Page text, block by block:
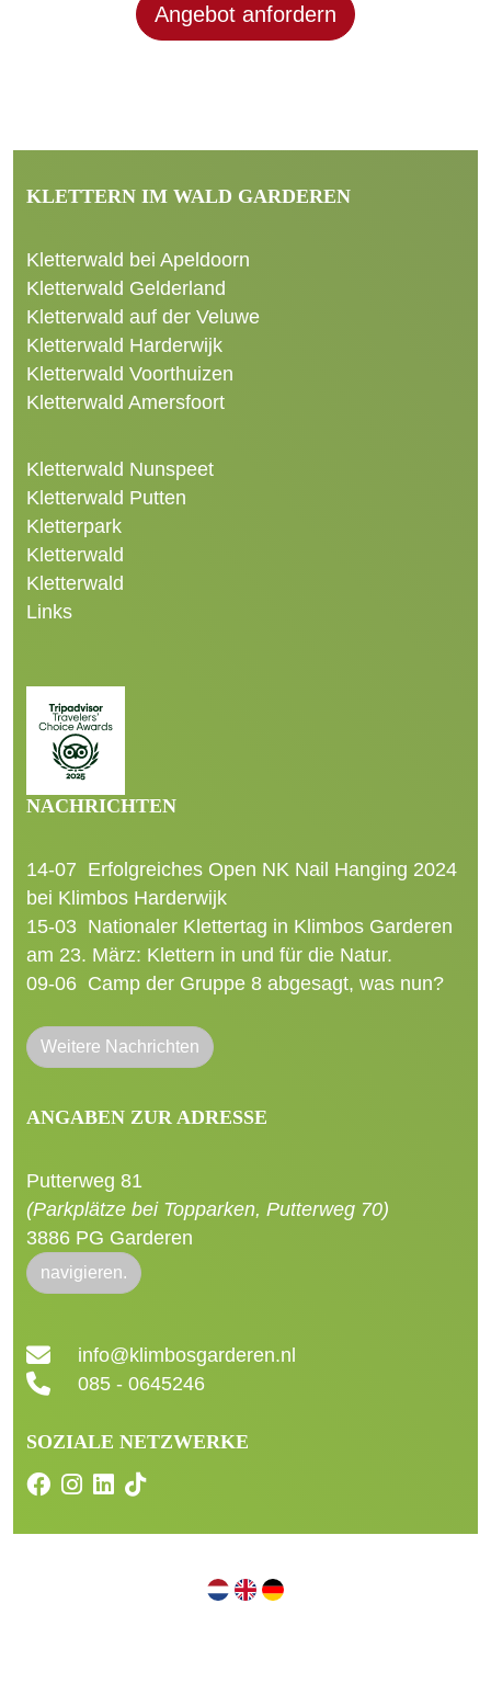
Angebot anfordern
KLETTERN IM WALD GARDEREN
Kletterwald bei Apeldoorn
Kletterwald Gelderland
Kletterwald auf der Veluwe
Kletterwald Harderwijk
Kletterwald Voorthuizen
Kletterwald Amersfoort
Kletterwald Nunspeet
Kletterwald Putten
Kletterpark
Kletterwald
Kletterwald
Links
NACHRICHTEN
14-07 Erfolgreiches Open NK Nail Hanging 2024
bei Klimbos Harderwijk
15-03 Nationaler Klettertag in Klimbos Garderen
am 23. März: Klettern in und für die Natur.
09-06 Camp der Gruppe 8 abgesagt, was nun?
Weitere Nachrichten
ANGABEN ZUR ADRESSE
Putterweg 81
(Parkplätze bei Topparken, Putterweg 70)
3886 PG Garderen
navigieren.
info@klimbosgarderen.nl
085 - 0645246
SOZIALE NETZWERKE